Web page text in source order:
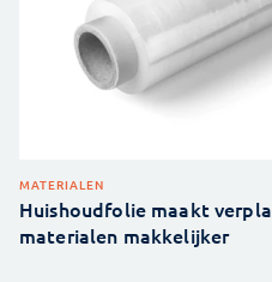
MATERIALEN
Huishoudfolie maakt
materialen makkelijker